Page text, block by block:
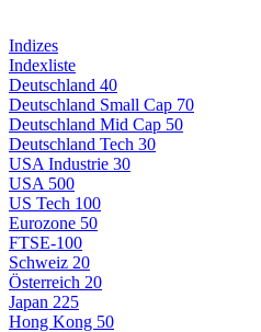
Indizes
Indexliste
Deutschland 40
Deutschland Small Cap 70
Deutschland Mid Cap 50
Deutschland Tech 30
USA Industrie 30
USA 500
US Tech 100
Eurozone 50
FTSE-100
Schweiz 20
Österreich 20
Japan 225
Hong Kong 50